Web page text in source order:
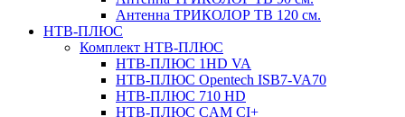
Антенна ТРИКОЛОР ТВ 120 см.
НТВ-ПЛЮС
Комплект НТВ-ПЛЮС
НТВ-ПЛЮС 1HD VA
НТВ-ПЛЮС Opentech ISB7-VA70
НТВ-ПЛЮС 710 HD
НТВ-ПЛЮС CAM CI+